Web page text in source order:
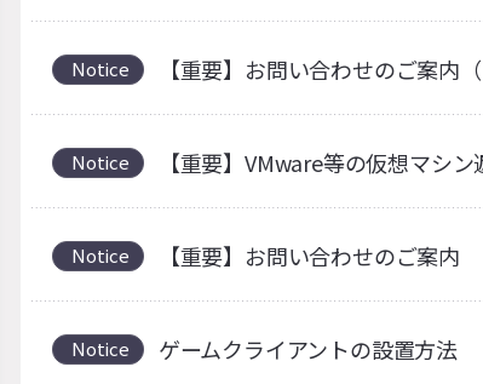
Notice 【重要】お問い合わせのご案内
Notice 【重要】VMware等の仮想マシン
Notice 【重要】お問い合わせのご案内
Notice ゲームクライアントの設置方法